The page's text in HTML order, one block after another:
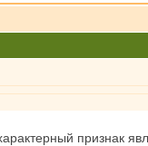
признак